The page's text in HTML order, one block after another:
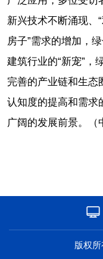
新兴技术不断涌现、
房子”需求的增加，
建筑行业的“新宠”，
完善的产业链和生态
认知度的提高和需求
广阔的发展前景。（
版权